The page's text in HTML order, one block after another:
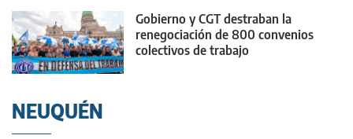
Gobierno y CGT destraban la
renegociación de 800 convenios
colectivos de trabajo
NEUQUÉN